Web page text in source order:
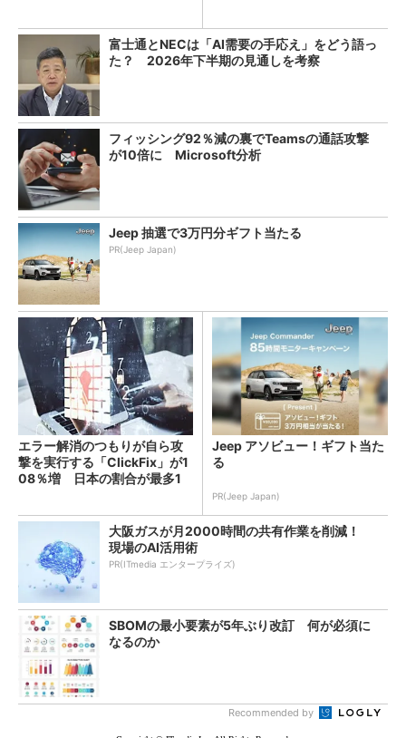
富士通とNECは「AI需要の手応え」をどう語っ
た？ 2026年下半期の見通しを考察
フィッシング92％減の裏でTeamsの通話攻撃
が10倍に Microsoft分析
Jeep 抽選で3万円分ギフト当たる
PR(Jeep Japan)
エラー解消のつもりが自ら攻
撃を実行する「ClickFix」が1
08％増 日本の割合が最多1
Jeep アソビュー！ギフト当た
る
PR(Jeep Japan)
大阪ガスが月2000時間の共有作業を削減！
現場のAI活用術
PR(ITmedia エンタープライズ)
SBOMの最小要素が5年ぶり改訂 何が必須に
なるのか
Recommended by